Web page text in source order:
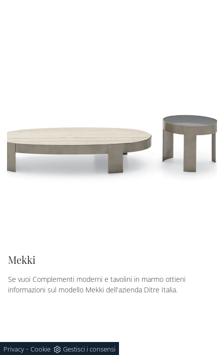
Mekki
Se vuoi Complementi moderni e tavolini in marmo ottieni
informazioni sul modello Mekki dell'azienda Ditre Italia.
Privacy - Cookie Gestisci i consensi